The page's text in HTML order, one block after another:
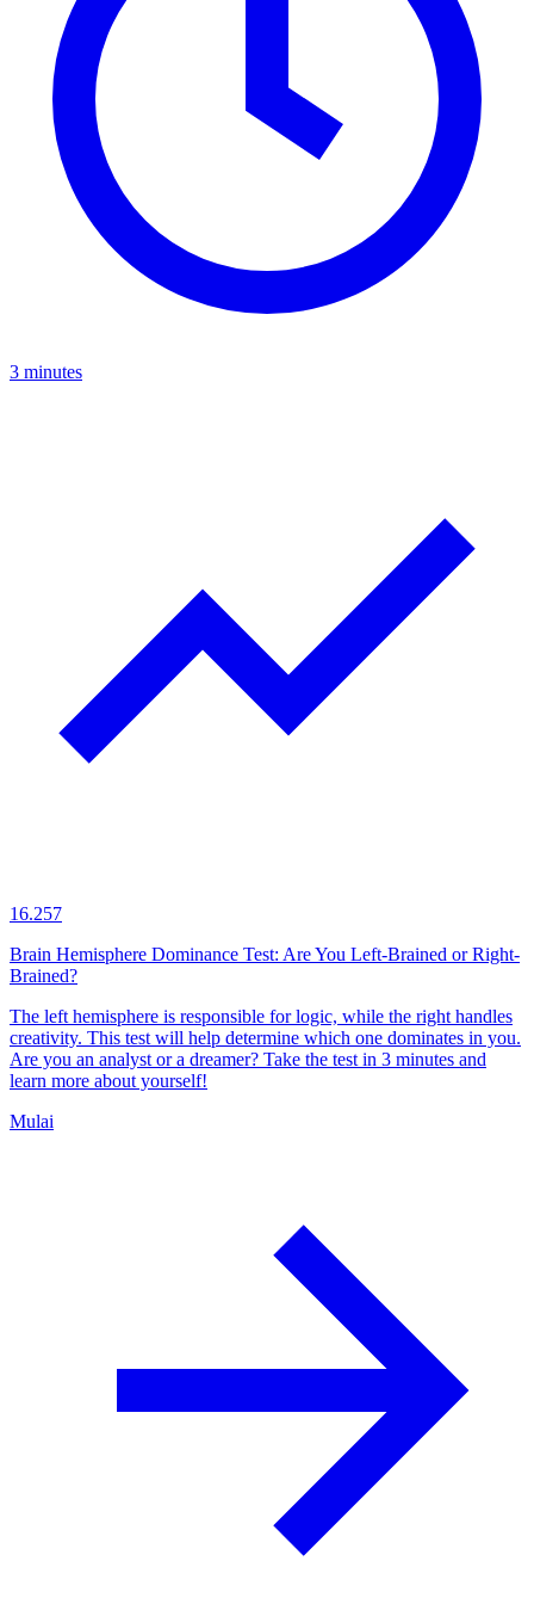
3 minutes
16.257
Brain Hemisphere Dominance Test: Are You Left-Brained or Right-
Brained?
The left hemisphere is responsible for logic, while the right handles
creativity. This test will help determine which one dominates in you.
Are you an analyst or a dreamer? Take the test in 3 minutes and
learn more about yourself!
Mulai